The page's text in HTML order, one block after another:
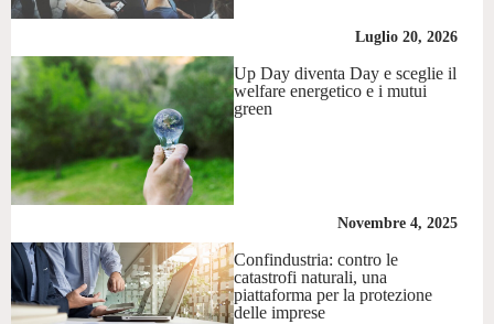
Luglio 20, 2026
Up Day diventa Day e sceglie il
welfare energetico e i mutui
green
Novembre 4, 2025
Confindustria: contro le
catastrofi naturali, una
piattaforma per la protezione
delle imprese